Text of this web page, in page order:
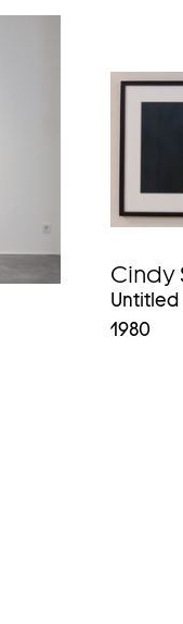
Cindy
Untitled
1980